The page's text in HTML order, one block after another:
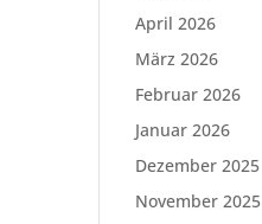
April 2026
März 2026
Februar 2026
Januar 2026
Dezember 2025
November 2025